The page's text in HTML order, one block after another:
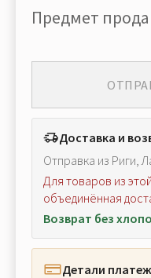
Предмет
Доставка и
Отправка из Риги,
Для товаров из
объединённая
Возврат без
Детали